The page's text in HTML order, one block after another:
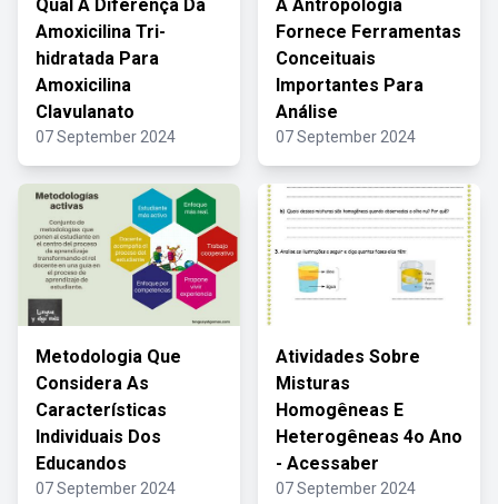
Qual A Diferença Da
Amoxicilina Tri-
hidratada Para
Amoxicilina
Clavulanato
07 September 2024
A Antropologia
Fornece Ferramentas
Conceituais
Importantes Para
Análise
07 September 2024
Metodologia Que
Considera As
Características
Individuais Dos
Educandos
07 September 2024
Atividades Sobre
Misturas
Homogêneas E
Heterogêneas 4o Ano
- Acessaber
07 September 2024